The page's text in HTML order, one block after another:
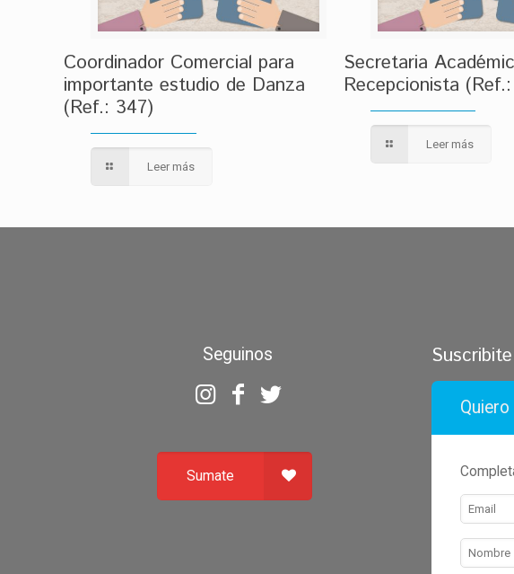
Coordinador Comercial para
importante estudio de Danza
(Ref.: 347)
Leer más
Secretaria
Recepcionista
Leer más
Seguinos
Sumate